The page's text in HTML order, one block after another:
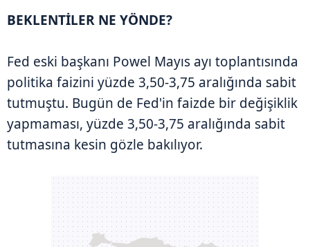
BEKLENTİLER NE YÖNDE?
Fed eski başkanı Powel Mayıs ayı toplantısında
politika faizini yüzde 3,50-3,75 aralığında sabit
tutmuştu. Bugün de Fed'in faizde bir değişiklik
yapmaması, yüzde 3,50-3,75 aralığında sabit
tutmasına kesin gözle bakılıyor.